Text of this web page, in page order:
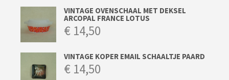
VINTAGE OVENSCHAAL MET DEKSEL
ARCOPAL FRANCE LOTUS
€ 14,50
VINTAGE KOPER EMAIL SCHAALTJE PAARD
€ 14,50